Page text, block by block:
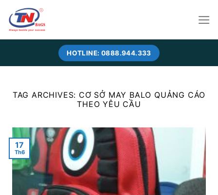
content
HOTLINE: 0888.944.333
TAG ARCHIVES: CƠ SỞ MAY BALO QUẢNG CÁO
THEO YÊU CẦU
17
Th6